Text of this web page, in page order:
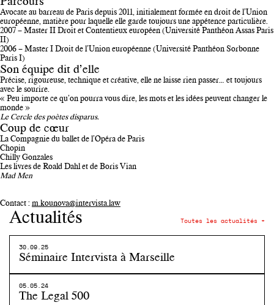
Avocate au barreau de Paris depuis 2011, initialement formée en droit de l’Union
européenne, matière pour laquelle elle garde toujours une appétence particulière.
2007 – Master II Droit et Contentieux européen (Université Panthéon Assas Paris
II)
2006 – Master I Droit de l’Union européenne (Université Panthéon Sorbonne
Paris I)
Son équipe dit d’elle
Précise, rigoureuse, technique et créative, elle ne laisse rien passer… et toujours
avec le sourire.
« Peu importe ce qu’on pourra vous dire, les mots et les idées peuvent changer le
monde »
Le Cercle des poètes disparus.
Coup de cœur
La Compagnie du ballet de l’Opéra de Paris
Chopin
Chilly Gonzales
Les livres de Roald Dahl et de Boris Vian
Mad Men
Contact : m.kounova@intervista.law
Actualités Toutes les actualités +
30.09.25
Séminaire Intervista à Marseille
05.05.24
The Legal 500